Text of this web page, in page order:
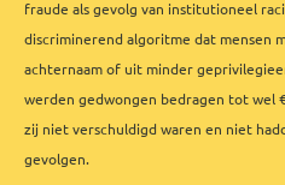
fraude als gevolg van institutioneel
discriminerend algoritme dat mensen
achternaam of uit minder
werden gedwongen bedragen tot wel
zij niet verschuldigd waren en niet
gevolgen.